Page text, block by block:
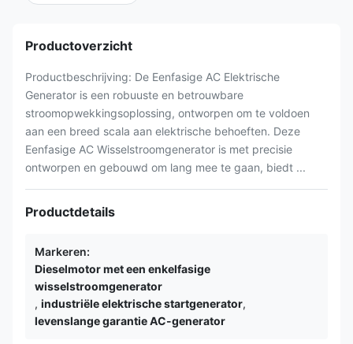
Productoverzicht
Productbeschrijving: De Eenfasige AC Elektrische
Generator is een robuuste en betrouwbare
stroomopwekkingsoplossing, ontworpen om te voldoen
aan een breed scala aan elektrische behoeften. Deze
Eenfasige AC Wisselstroomgenerator is met precisie
ontworpen en gebouwd om lang mee te gaan, biedt ...
Productdetails
Markeren:
Dieselmotor met een enkelfasige
wisselstroomgenerator
, industriële elektrische startgenerator,
levenslange garantie AC-generator